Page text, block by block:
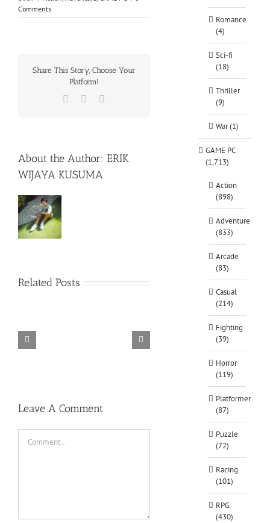
Comments
Share This Story, Choose Your
Platform!
Facebook
About the Author: ERIK
WIJAYA KUSUMA
Related Posts
TORINTO-DARKZER0 Alone in the
Leave A Comment
Romance
(4)
Sci-fi
(18)
Thriller
(9)
War (1)
GAME PC
(1,713)
Action
(898)
Adventure
(833)
Arcade
(83)
Casual
(214)
Fighting
(39)
Horror
(119)
Platformer
(87)
Puzzle
(72)
Racing
(101)
RPG
(430)